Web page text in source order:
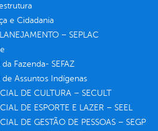
e Cidadania
– SEPLAC
Fazenda- SEFAZ
de Assuntos Indígenas
DE CULTURA – SECULT
DE ESPORTE E LAZER – SEEL
DE GESTÃO DE PESSOAS – SEGP